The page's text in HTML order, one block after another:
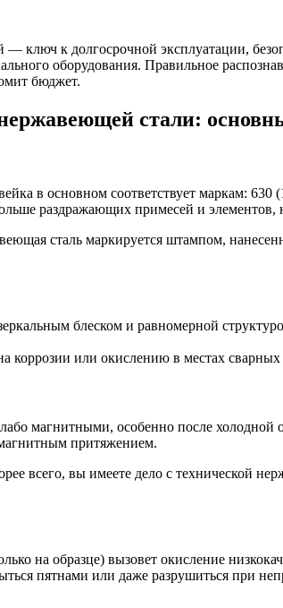
ключ к долгосрочной эксплуатации,
оборудования. Правильное
бюджет.
стали:
в основном соответствует маркам: 630
раздражающих примесей и
сталь маркируется штампом,
блеском и равномерной
коррозии или окислению в местах
магнитными, особенно после холодной
притяжением.
всего, вы имеете дело с технической
на образце) вызовет окисление
пятнами или даже разрушиться при